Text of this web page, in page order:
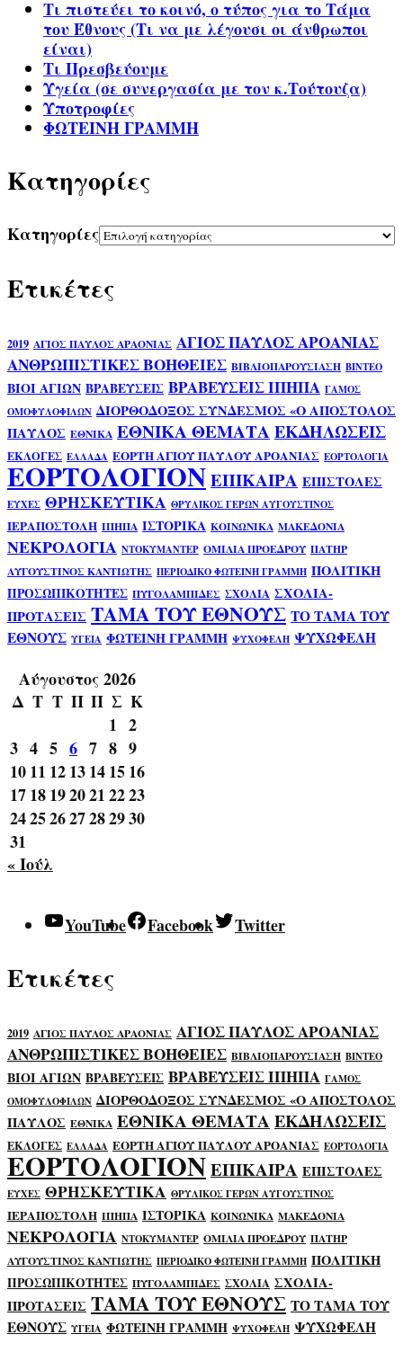
Τι πιστεύει το κοινό, ο τύπος για το Τάμα
του Έθνους (Τι να με λέγουσι οι άνθρωποι
είναι)
Τι Πρεσβεύουμε
Υγεία (σε συνεργασία με τον κ.Τούτουζα)
Υποτροφίες
ΦΩΤΕΙΝΗ ΓΡΑΜΜΗ
Kατηγορίες
Kατηγορίες
Ετικέτες
2019 ΑΓΙΟΣ ΠΑΥΛΟΣ ΑΡΑΟΝΙΑΣ ΑΓΙΟΣ ΠΑΥΛΟΣ ΑΡΟΑΝΙΑΣ
ΑΝΘΡΩΠΙΣΤΙΚΕΣ ΒΟΗΘΕΙΕΣ ΒΙΒΛΙΟΠΑΡΟΥΣΙΑΣΗ ΒΙΝΤΕΟ
ΒΙΟΙ ΑΓΙΩΝ ΒΡΑΒΕΥΣΕΙΣ ΒΡΑΒΕΥΣΕΙΣ ΙΠΗΠΑ ΓΑΜΟΣ
ΟΜΟΦΥΛΟΦΙΛΩΝ ΔΙΟΡΘΟΔΟΞΟΣ ΣΥΝΔΕΣΜΟΣ «Ο ΑΠΟΣΤΟΛΟΣ
ΠΑΥΛΟΣ ΕΘΝΙΚΑ ΕΘΝΙΚΑ ΘΕΜΑΤΑΕΚΔΗΛΩΣΕΙΣ
ΕΚΛΟΓΕΣ ΕΛΛΑΔΑ ΕΟΡΤΗ ΑΓΙΟΥ ΠΑΥΛΟΥ ΑΡΟΑΝΙΑΣ ΕΟΡΤΟΛΟΓΙΑ
ΕΟΡΤΟΛΟΓΙΟΝΕΠΙΚΑΙΡΑ ΕΠΙΣΤΟΛΕΣ
ΕΥΧΕΣ ΘΡΗΣΚΕΥΤΙΚΑ ΘΡΥΛΙΚΟΣ ΓΕΡΩΝ ΑΥΓΟΥΣΤΙΝΟΣ
ΙΕΡΑΠΟΣΤΟΛΗ ΙΠΗΠΑ ΙΣΤΟΡΙΚΑ ΚΟΙΝΩΝΙΚΑ ΜΑΚΕΔΟΝΙΑ
ΝΕΚΡΟΛΟΓΙΑ ΝΤΟΚΥΜΑΝΤΕΡ ΟΜΙΛΙΑ ΠΡΟΕΔΡΟΥ ΠΑΤΗΡ
ΑΥΓΟΥΣΤΙΝΟΣ ΚΑΝΤΙΩΤΗΣ ΠΕΡΙΟΔΙΚΟ ΦΩΤΕΙΝΗ ΓΡΑΜΜΗ ΠΟΛΙΤΙΚΗ
ΠΡΟΣΩΠΙΚΟΤΗΤΕΣ ΠΥΓΟΛΑΜΠΙΔΕΣ ΣΧΟΛΙΑ ΣΧΟΛΙΑ-
ΠΡΟΤΑΣΕΙΣ ΤΑΜΑ ΤΟΥ ΕΘΝΟΥΣ ΤΟ ΤΑΜΑ ΤΟΥ
ΕΘΝΟΥΣ ΥΓΕΙΑ ΦΩΤΕΙΝΗ ΓΡΑΜΜΗ ΨΥΧΟΦΕΛΗ ΨΥΧΩΦΕΛΗ
Αύγουστος 2026
Δ Τ Τ Π Π Σ Κ
1 2
3 4 5 6 7 8 9
1011 1213141516
17181920212223
24252627282930
31
« Ιούλ
YouTube Facebook Twitter
Ετικέτες
2019 ΑΓΙΟΣ ΠΑΥΛΟΣ ΑΡΑΟΝΙΑΣ ΑΓΙΟΣ ΠΑΥΛΟΣ ΑΡΟΑΝΙΑΣ
ΑΝΘΡΩΠΙΣΤΙΚΕΣ ΒΟΗΘΕΙΕΣ ΒΙΒΛΙΟΠΑΡΟΥΣΙΑΣΗ ΒΙΝΤΕΟ
ΒΙΟΙ ΑΓΙΩΝ ΒΡΑΒΕΥΣΕΙΣ ΒΡΑΒΕΥΣΕΙΣ ΙΠΗΠΑ ΓΑΜΟΣ
ΟΜΟΦΥΛΟΦΙΛΩΝ ΔΙΟΡΘΟΔΟΞΟΣ ΣΥΝΔΕΣΜΟΣ «Ο ΑΠΟΣΤΟΛΟΣ
ΠΑΥΛΟΣ ΕΘΝΙΚΑ ΕΘΝΙΚΑ ΘΕΜΑΤΑΕΚΔΗΛΩΣΕΙΣ
ΕΚΛΟΓΕΣ ΕΛΛΑΔΑ ΕΟΡΤΗ ΑΓΙΟΥ ΠΑΥΛΟΥ ΑΡΟΑΝΙΑΣ ΕΟΡΤΟΛΟΓΙΑ
ΕΟΡΤΟΛΟΓΙΟΝΕΠΙΚΑΙΡΑ ΕΠΙΣΤΟΛΕΣ
ΕΥΧΕΣ ΘΡΗΣΚΕΥΤΙΚΑ ΘΡΥΛΙΚΟΣ ΓΕΡΩΝ ΑΥΓΟΥΣΤΙΝΟΣ
ΙΕΡΑΠΟΣΤΟΛΗ ΙΠΗΠΑ ΙΣΤΟΡΙΚΑ ΚΟΙΝΩΝΙΚΑ ΜΑΚΕΔΟΝΙΑ
ΝΕΚΡΟΛΟΓΙΑ ΝΤΟΚΥΜΑΝΤΕΡ ΟΜΙΛΙΑ ΠΡΟΕΔΡΟΥ ΠΑΤΗΡ
ΑΥΓΟΥΣΤΙΝΟΣ ΚΑΝΤΙΩΤΗΣ ΠΕΡΙΟΔΙΚΟ ΦΩΤΕΙΝΗ ΓΡΑΜΜΗ ΠΟΛΙΤΙΚΗ
ΠΡΟΣΩΠΙΚΟΤΗΤΕΣ ΠΥΓΟΛΑΜΠΙΔΕΣ ΣΧΟΛΙΑ ΣΧΟΛΙΑ-
ΠΡΟΤΑΣΕΙΣ ΤΑΜΑ ΤΟΥ ΕΘΝΟΥΣ ΤΟ ΤΑΜΑ ΤΟΥ
ΕΘΝΟΥΣ ΥΓΕΙΑ ΦΩΤΕΙΝΗ ΓΡΑΜΜΗ ΨΥΧΟΦΕΛΗ ΨΥΧΩΦΕΛΗ